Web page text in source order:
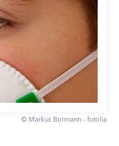
© Markus Bormann – fotolia